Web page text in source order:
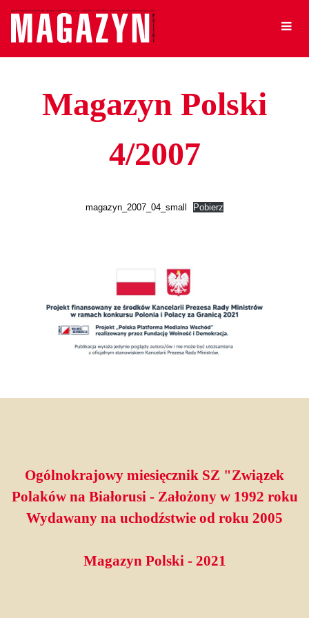
Magazyn Polski
4/2007
magazyn_2007_04_small Pobierz
Ogólnokrajowy miesięcznik SZ "Związek
Polaków na Białorusi - Założony w 1992 roku
Wydawany na uchodźstwie od roku 2005
Magazyn Polski - 2021